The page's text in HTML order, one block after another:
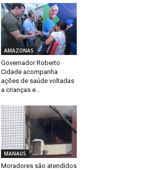
AMAZONAS
Governador Roberto
Cidade acompanha
ações de saúde voltadas
a crianças e...
MANAUS
Moradores são atendidos